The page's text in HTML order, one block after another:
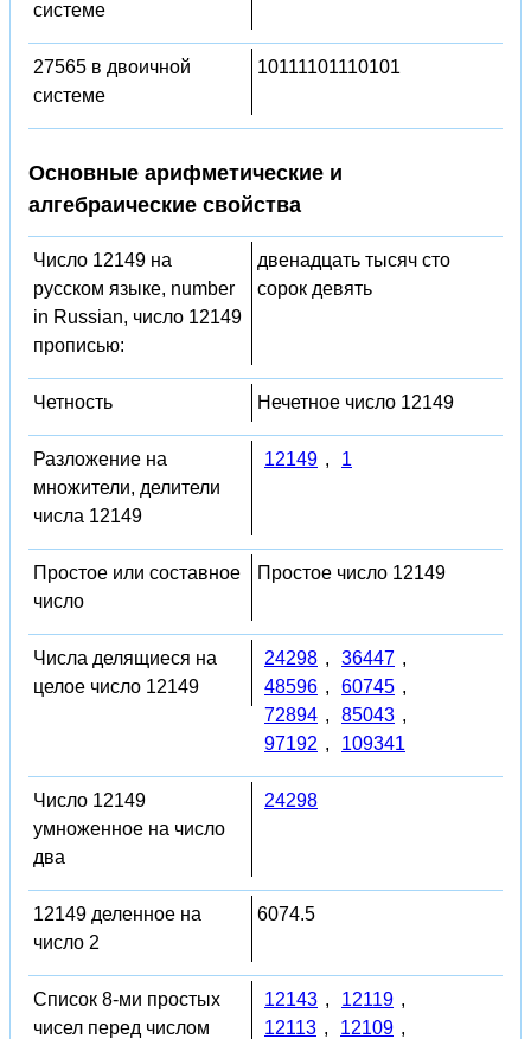
системе
27565 в двоичной
системе
10111101110101
Основные арифметические и
алгебраические свойства
Число 12149 на
русском языке, number
in Russian, число 12149
прописью:
двенадцать тысяч сто
сорок девять
Четность Нечетное число 12149
Разложение на
множители, делители
числа 12149
12149 , 1
Простое или составное
число
Простое число 12149
Числа делящиеся на
целое число 12149
24298 , 36447 ,
48596 , 60745 ,
72894 , 85043 ,
97192 , 109341
Число 12149
умноженное на число
два
24298
12149 деленное на
число 2
6074.5
Список 8-ми простых
чисел перед числом
12143 , 12119 ,
12113 , 12109 ,